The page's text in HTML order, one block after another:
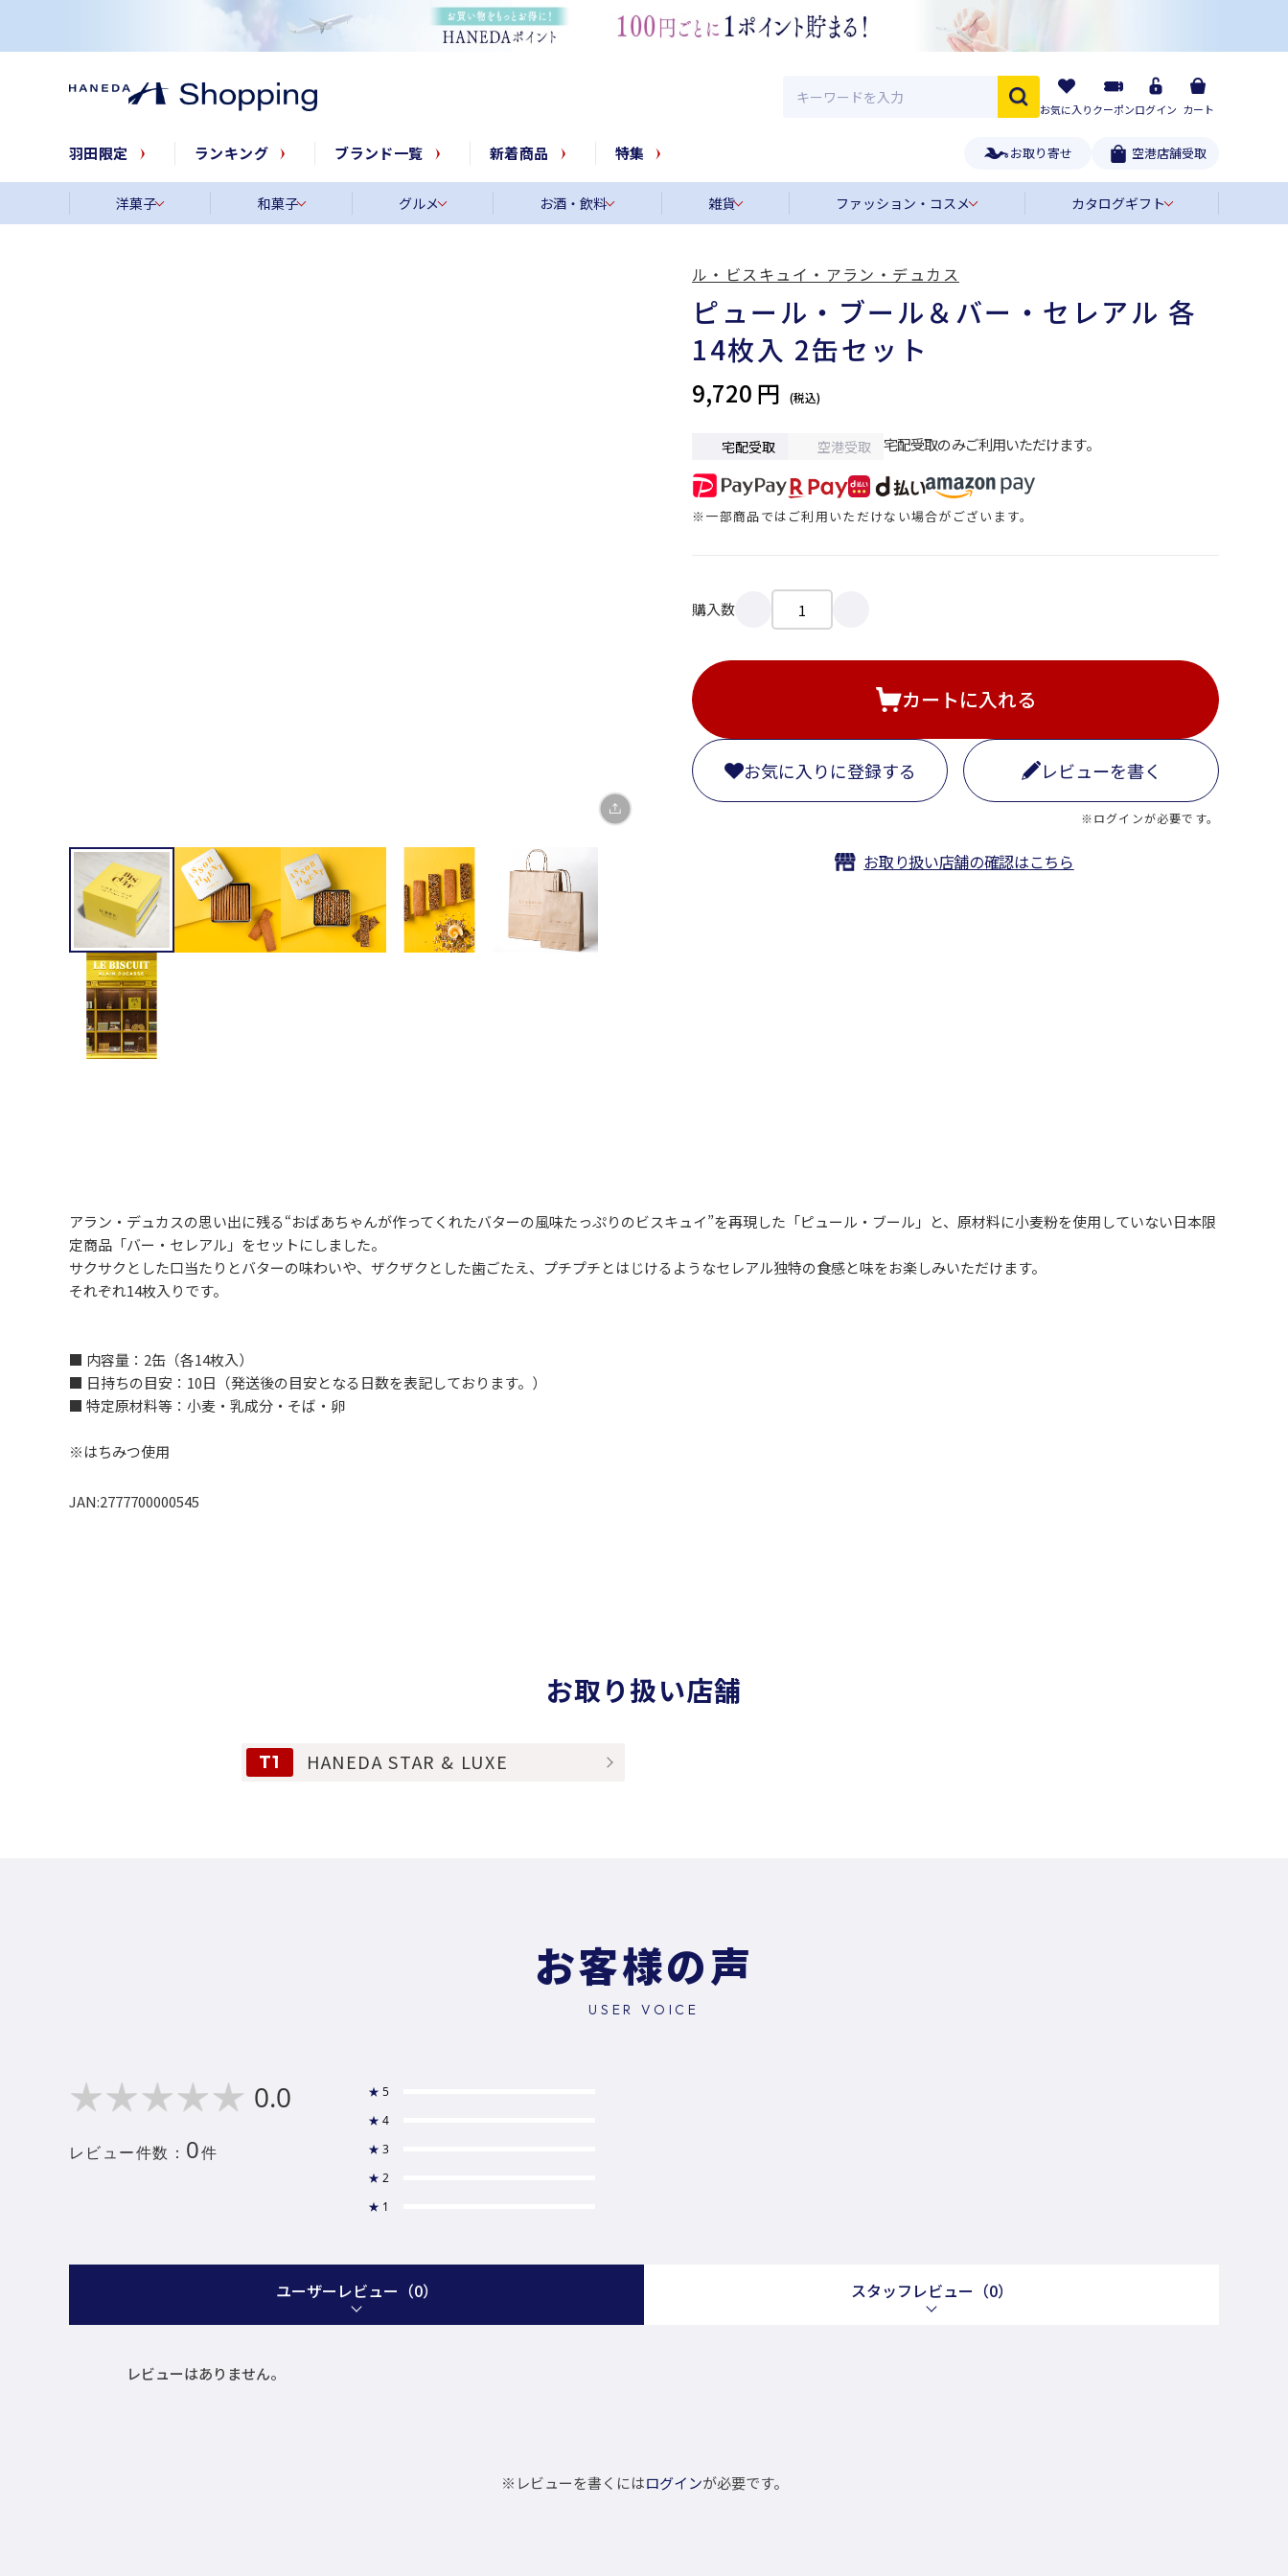
お気に入りクーポンログイン カート
羽田限定 ランキング ブランド一覧 新着商品 特集 お取り寄せ 空港店舗受取
洋菓子 和菓子 グルメ お酒・飲料 雑貨 ファッション・コスメ カタログギフト
ピュール・ブール＆バー・セレアル 各
14枚入 2缶セット
9,720 円
宅配受取 空港受取 宅配受取のみご利用いただけます。
※一部商品ではご利用いただけない場合がございます。
購入数
カートに入れる
お気に入りに登録する レビューを書く
※ログインが必要です。
お取り扱い店舗の確認はこちら
ル・ビスキュイ・アラン・デュカス
アラン・デュカスの思い出に残る“おばあちゃんが作ってくれたバターの風味たっぷりのビスキュイ”を再現した「ピュール・ブール」と、原材料に小麦粉を使用していない日本限
定商品「バー・セレアル」をセットにしました。
サクサクとした口当たりとバターの味わいや、ザクザクとした歯ごたえ、プチプチとはじけるようなセレアル独特の食感と味をお楽しみいただけます。
それぞれ14枚入りです。
■ 内容量：2缶（各14枚入）
■ 日持ちの目安：10日（発送後の目安となる日数を表記しております。）
■ 特定原材料等：小麦・乳成分・そば・卵
※はちみつ使用
JAN:2777700000545
お取り扱い店舗
T1 HANEDA STAR & LUXE
お客様の声
USER VOICE
0.0
レビュー件数： 0件
★ 5
★ 4
★ 3
★ 2
★ 1
ユーザーレビュー （0） スタッフレビュー （0）
レビューはありません。
※レビューを書くにはログインが必要です。